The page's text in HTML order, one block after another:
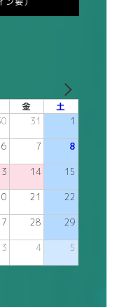
金 土
31 1
6 7 8
14 15
21 22
28 29
3 4 5